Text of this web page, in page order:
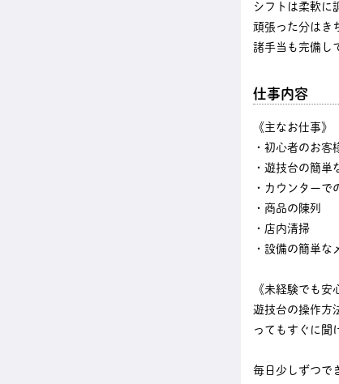
シフトは柔軟に
頑張った分はき
諸手当も完備し
仕事内容
《主なお仕事》
・初心者のお客
・遊技台の簡単
・カウンターで
・商品の陳列
・店内清掃
・設備の簡単な
《未経験でも安
遊技台の操作方
ってもすぐに聞
毎日少しずつで